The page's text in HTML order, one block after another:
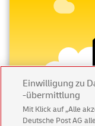
Einwilligung zu
-übermittlung
Mit Klick auf „Alle
Deutsche Post AG